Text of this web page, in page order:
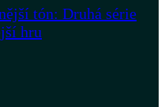
tón: Druhá série
hru